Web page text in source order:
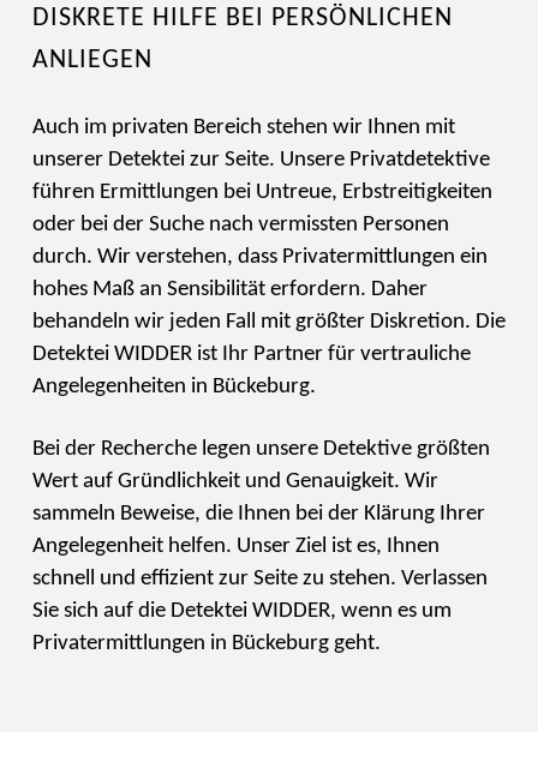
DISKRETE HILFE BEI PERSÖNLICHEN
ANLIEGEN
Auch im privaten Bereich stehen wir Ihnen mit
unserer Detektei zur Seite. Unsere Privatdetektive
führen Ermittlungen bei Untreue, Erbstreitigkeiten
oder bei der Suche nach vermissten Personen
durch. Wir verstehen, dass Privatermittlungen ein
hohes Maß an Sensibilität erfordern. Daher
behandeln wir jeden Fall mit größter Diskretion. Die
Detektei WIDDER ist Ihr Partner für vertrauliche
Angelegenheiten in Bückeburg.
Bei der Recherche legen unsere Detektive größten
Wert auf Gründlichkeit und Genauigkeit. Wir
sammeln Beweise, die Ihnen bei der Klärung Ihrer
Angelegenheit helfen. Unser Ziel ist es, Ihnen
schnell und effizient zur Seite zu stehen. Verlassen
Sie sich auf die Detektei WIDDER, wenn es um
Privatermittlungen in Bückeburg geht.